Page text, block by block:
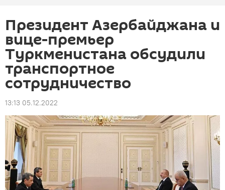
Президент Азербайджана и
вице-премьер
Туркменистана обсудили
транспортное
сотрудничество
13:13 05.12.2022